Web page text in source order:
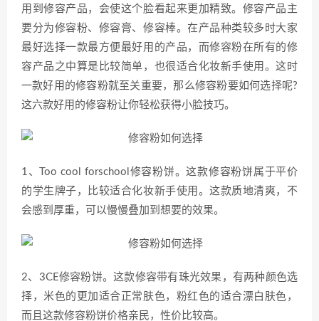
用到修容产品，会使这个脸看起来更加精致。修容产品主
要分为修容粉、修容膏、修容棒。在产品种类较多时大家
最好选择一款最方便最好用的产品，而修容粉在所有的修
容产品之中算是比较简单，也很适合化妆新手使用。这时
一款好用的修容粉就至关重要，那么修容粉要如何选择呢?
这六款好用的修容粉让你轻松获得小脸技巧。
1、Too cool forschool修容粉饼。这款修容粉饼属于平价
的学生牌子，比较适合化妆新手使用。这款质地清爽，不
会感到厚重，可以慢慢叠加到想要的效果。
2、3CE修容粉饼。这款修容带有珠光效果，有两种颜色选
择，米色的更加适合正常肤色，粉红色的适合漂白肤色，
而且这款修容粉饼价格亲民，性价比较高。